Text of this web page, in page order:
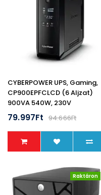
CYBERPOWER UPS, Gaming,
CP900EPFCLCD (6 Aljzat)
900VA 540W, 230V
Szünetmentes Tápegység +2
USB LINE-INTERAKTÍV, AVR
79.997Ft 94.666Ft
Raktáron